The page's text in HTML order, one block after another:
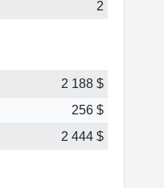
2
2 188 $
256 $
2 444 $